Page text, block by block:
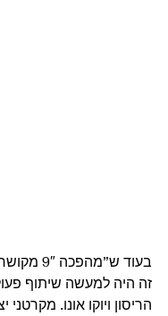
בעוד
זה היה למעשה שיתוף
הריסון ויוקו אונו. מקרטני